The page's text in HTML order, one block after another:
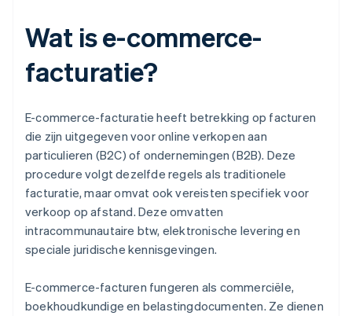
Wat is e-commerce-
facturatie?
E-commerce-facturatie heeft betrekking op facturen
die zijn uitgegeven voor online verkopen aan
particulieren (B2C) of ondernemingen (B2B). Deze
procedure volgt dezelfde regels als traditionele
facturatie, maar omvat ook vereisten specifiek voor
verkoop op afstand. Deze omvatten
intracommunautaire btw, elektronische levering en
speciale juridische kennisgevingen.
E-commerce-facturen fungeren als commerciële,
boekhoudkundige en belastingdocumenten. Ze dienen